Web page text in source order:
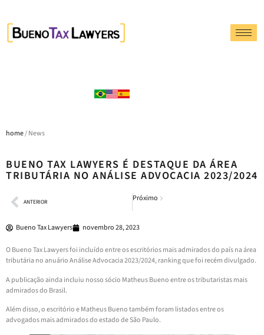
home/ News
BUENO TAX LAWYERS É DESTAQUE DA ÁREA
TRIBUTÁRIA NO ANÁLISE ADVOCACIA 2023/2024
ANTERIOR Próximo
Bueno Tax Lawyers novembro 28, 2023
O Bueno Tax Lawyers foi incluído entre os escritórios mais admirados do país na área
tributária no anuário Análise Advocacia 2023/2024, ranking que foi recém divulgado.
A publicação ainda incluiu nosso sócio Matheus Bueno entre os tributaristas mais
admirados do Brasil.
Além disso, o escritório e Matheus Bueno também foram listados entre os
advogados mais admirados do estado de São Paulo.